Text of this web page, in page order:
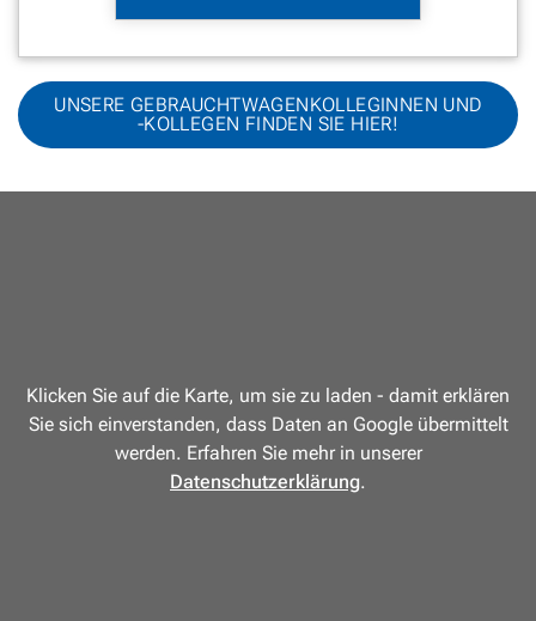
UNSERE GEBRAUCHTWAGENKOLLEGINNEN UND
-KOLLEGEN FINDEN SIE HIER!
Klicken Sie auf die Karte, um sie zu laden - damit erklären
Sie sich einverstanden, dass Daten an Google übermittelt
werden. Erfahren Sie mehr in unserer
Datenschutzerklärung.